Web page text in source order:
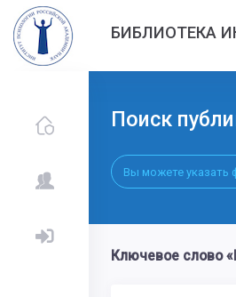
БИБЛИОТЕКА
Поиск
Ключевое слово